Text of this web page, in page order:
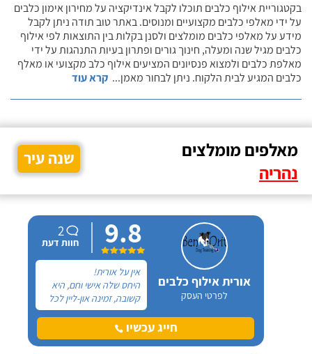
בקטגוריית אילוף כלבים תוכלו לקבל אינדיקציה על מחירון אימון כלבים
על ידי מאלפי כלבים מקצועיים ומנוסים. באתר טוב תודה ניתן לקבל
מידע על מאלפי כלבים מומלצים ולסנן בקלות בין התוצאות לפי אילוף
כלבים מגיל שנה ומעלה, חינוך גורים ופתרון בעיות התנהגות על ידי
מאלפת כלבים ולמצוא פנסיונים המציעים אילוף כלב מקצועי או מאלף
כלבים המגיע לבית הלקוח. ניתן לבחור מאמן... קרא עוד
מאלפים מומלצים
נהריה
שנה עיר
אורית אילוף כלבים
לפרטי העסק
9.8
2
חוות דעת
אין על אורית!
היחס שלה אישי וחם, היא
קשובה, זמינה און-ליין לכל
שאלה ובאמת שמגיעות לה
רק מחמאות. אל אורית
פניתי בעקבות החלטה
חייג עכשיו